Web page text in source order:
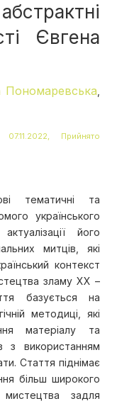
Євгена
Пономаревська
Прийнято
тематичні та
українського
його
митців, які
контекст
зламу ХХ –
базується на
методиці, які
матеріалу та
з використанням
Стаття піднімає
більш широкого
мистецтва задля